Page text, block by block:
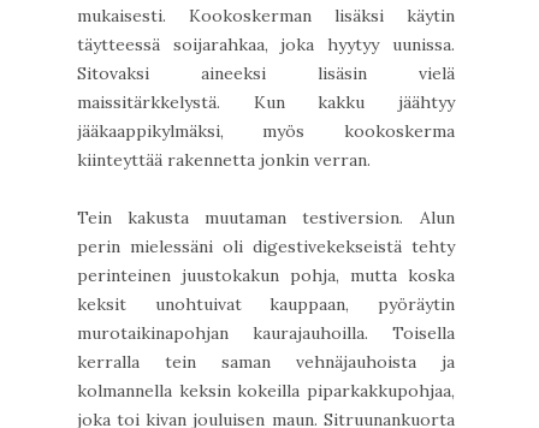
mukaisesti. Kookoskerman lisäksi käytin
täytteessä soijarahkaa, joka hyytyy uunissa.
Sitovaksi aineeksi lisäsin vielä
maissitärkkelystä. Kun kakku jäähtyy
jääkaappikylmäksi, myös kookoskerma
kiinteyttää rakennetta jonkin verran.
Tein kakusta muutaman testiversion. Alun
perin mielessäni oli digestivekekseistä tehty
perinteinen juustokakun pohja, mutta koska
keksit unohtuivat kauppaan, pyöräytin
murotaikinapohjan kaurajauhoilla. Toisella
kerralla tein saman vehnäjauhoista ja
kolmannella keksin kokeilla piparkakkupohjaa,
joka toi kivan jouluisen maun. Sitruunankuorta